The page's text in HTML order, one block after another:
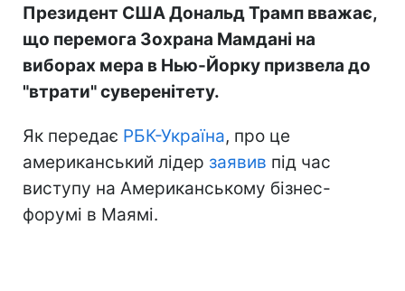
Президент США Дональд Трамп вважає,
що перемога Зохрана Мамдані на
виборах мера в Нью-Йорку призвела до
"втрати" суверенітету.
Як передає РБК-Україна, про це
американський лідер заявив під час
виступу на Американському бізнес-
форумі в Маямі.